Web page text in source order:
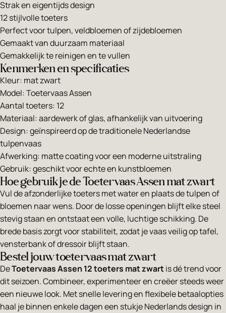
Strak en eigentijds design
12 stijlvolle toeters
Perfect voor tulpen, veldbloemen of zijdebloemen
Gemaakt van duurzaam materiaal
Gemakkelijk te reinigen en te vullen
Kenmerken en specificaties
Kleur: mat zwart
Model: Toetervaas Assen
Aantal toeters: 12
Materiaal: aardewerk of glas, afhankelijk van uitvoering
Design: geïnspireerd op de traditionele Nederlandse
tulpenvaas
Afwerking: matte coating voor een moderne uitstraling
Gebruik: geschikt voor echte en kunstbloemen
Hoe gebruik je de Toetervaas Assen mat zwart
Vul de afzonderlijke toeters met water en plaats de tulpen of
bloemen naar wens. Door de losse openingen blijft elke steel
stevig staan en ontstaat een volle, luchtige schikking. De
brede basis zorgt voor stabiliteit, zodat je vaas veilig op tafel,
vensterbank of dressoir blijft staan.
Bestel jouw toetervaas mat zwart
DeToetervaas Assen 12 toeters mat zwartis dé trend voor
dit seizoen. Combineer, experimenteer en creëer steeds weer
een nieuwe look. Met snelle levering en flexibele betaalopties
haal je binnen enkele dagen een stukje Nederlands design in